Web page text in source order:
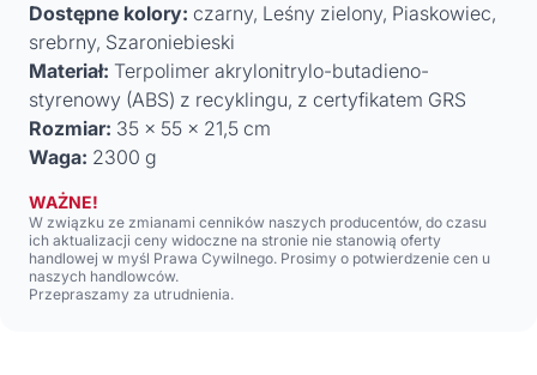
Dostępne kolory: czarny, Leśny zielony, Piaskowiec,
srebrny, Szaroniebieski
Materiał: Terpolimer akrylonitrylo-butadieno-
styrenowy (ABS) z recyklingu, z certyfikatem GRS
Rozmiar: 35 x 55 x 21,5 cm
Waga: 2300 g
WAŻNE!
W związku ze zmianami cenników naszych producentów, do czasu
ich aktualizacji ceny widoczne na stronie nie stanowią oferty
handlowej w myśl Prawa Cywilnego. Prosimy o potwierdzenie cen u
naszych handlowców.
Przepraszamy za utrudnienia.